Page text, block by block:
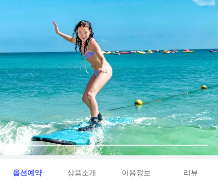
옵션예약 상품소개 이용정보 리뷰